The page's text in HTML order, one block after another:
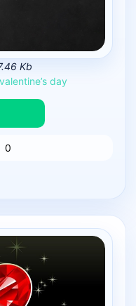
Kb
valentine’s day
0